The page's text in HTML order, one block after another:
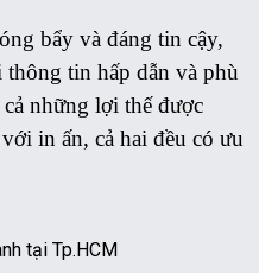
bẩy và đáng tin cậy,
tin hấp dẫn và phù
những lợi thế được
in ấn, cả hai đều có ưu
tại Tp.HCM